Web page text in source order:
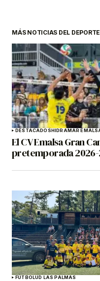
MÁS NOTICIAS DEL
DESTACADOSHIDRAMAR
El CV Emalsa Gran
pretemporada
FÚTBOLUD LAS PALMAS